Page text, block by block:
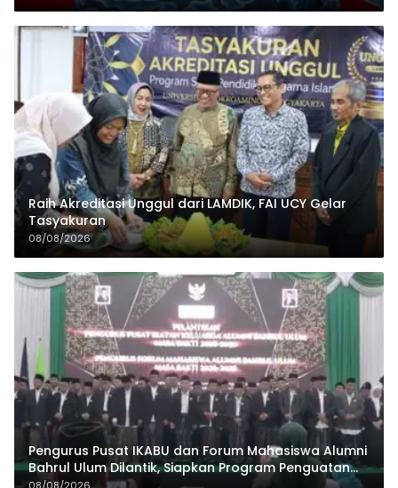
Raih Akreditasi Unggul dari LAMDIK, FAI UCY Gelar
Tasyakuran
08/08/2026
Pengurus Pusat IKABU dan Forum Mahasiswa Alumni
Bahrul Ulum Dilantik, Siapkan Program Penguatan
Organisasi dan Ekonomi
08/08/2026